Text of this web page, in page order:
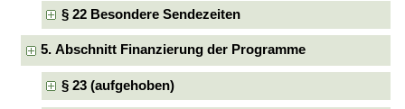
§ 22 Besondere Sendezeiten
5. Abschnitt Finanzierung der Programme
§ 23 (aufgehoben)